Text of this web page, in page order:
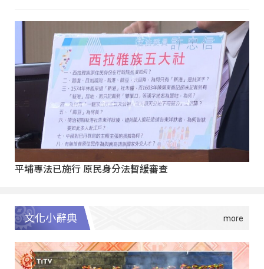
平埔專法已施行 原民身分法暫緩審查
文化小辭典